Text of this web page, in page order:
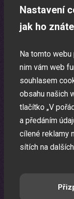
Uspořádáme
Nastavení
jak ho znáte
Na tomto
nim vám web
souhlasem
obsahu našich
tlačítko „V
a předáním
cílené reklamy
sítích na